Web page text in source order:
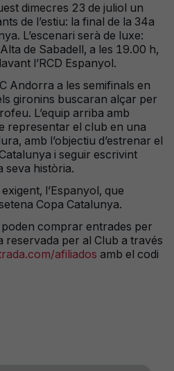
dimecres 23 de juliol un
de l’estiu: la final de la 34a
L’escenari serà de luxe:
de Sabadell, a les 19.00 h,
l’RCD Espanyol.
Andorra a les semifinals en
gironins buscaran alçar per
L’equip arriba amb
representar el club en una
amb l’objectiu d’estrenar el
i seguir escrivint
seva història.
l’Espanyol, que
Copa Catalunya.
comprar entrades per
reservada per al Club a través
afiliados amb el codi